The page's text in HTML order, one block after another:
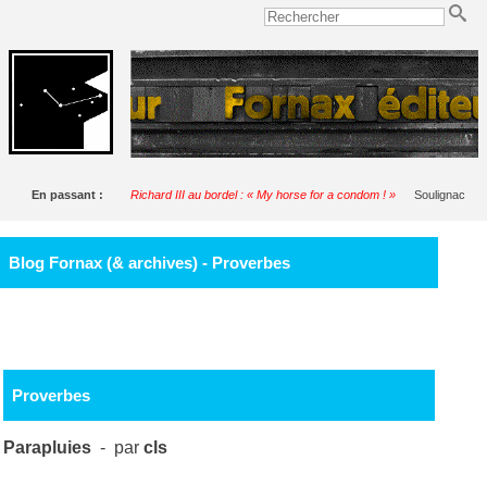
En passant : Richard III au bordel : « My horse for a condom ! » Soulignac
Blog Fornax (& archives) - Proverbes
Proverbes
Parapluies - parcls